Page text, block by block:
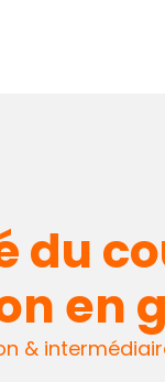
du
en
&